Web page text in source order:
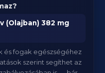
(Olajban) 382 mg
és fogak egészségéhez
szerint segíthet az